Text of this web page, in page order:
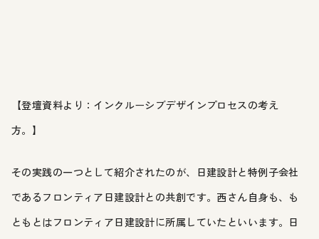
【登壇資料より：インクルーシブデザインプロセスの考え
方。】
その実践の一つとして紹介されたのが、日建設計と特例子会社
であるフロンティア日建設計との共創です。西さん自身も、も
ともとはフロンティア日建設計に所属していたといいます。日